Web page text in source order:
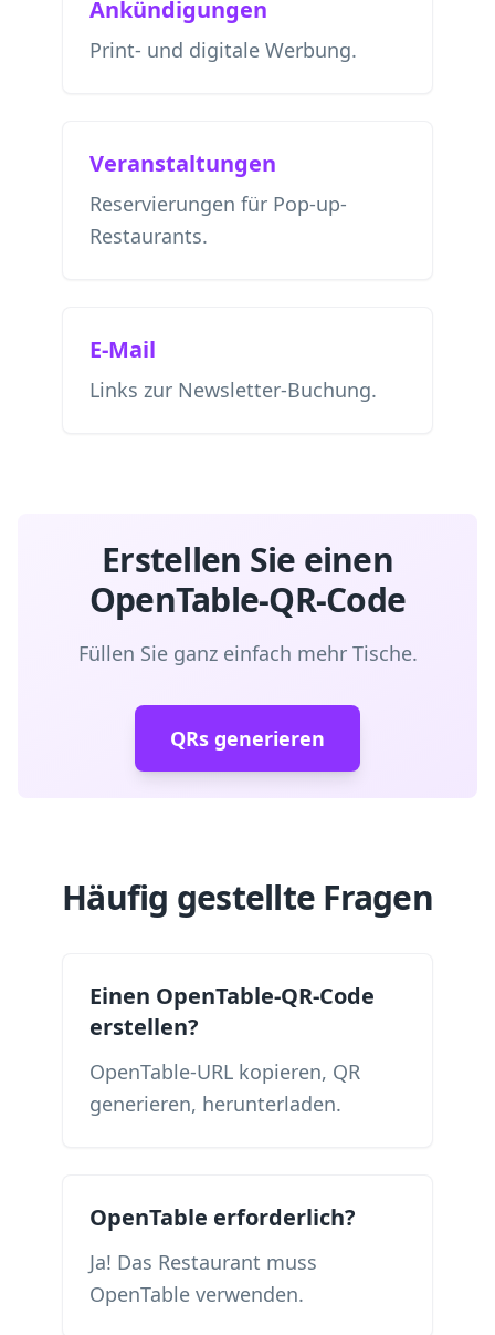
Ankündigungen
Print- und digitale Werbung.
Veranstaltungen
Reservierungen für Pop-up-
Restaurants.
E-Mail
Links zur Newsletter-Buchung.
Erstellen Sie einen
OpenTable-QR-Code
Füllen Sie ganz einfach mehr Tische.
QRs generieren
Häufig gestellte Fragen
Einen OpenTable-QR-Code
erstellen?
OpenTable-URL kopieren, QR
generieren, herunterladen.
OpenTable erforderlich?
Ja! Das Restaurant muss
OpenTable verwenden.